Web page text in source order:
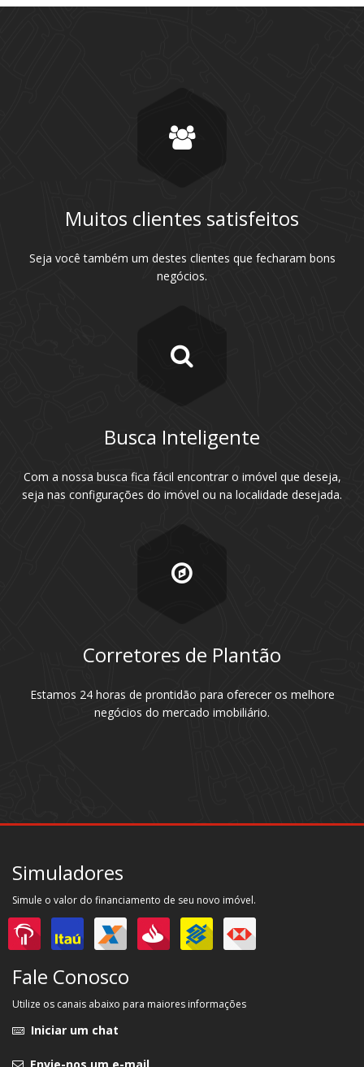
Muitos clientes satisfeitos
Seja você também um destes clientes que fecharam bons
negócios.
Busca Inteligente
Com a nossa busca fica fácil encontrar o imóvel que deseja,
seja nas configurações do imóvel ou na localidade desejada.
Corretores de Plantão
Estamos 24 horas de prontidão para oferecer os melhore
negócios do mercado imobiliário.
Simuladores
Simule o valor do financiamento de seu novo imóvel.
Fale Conosco
Utilize os canais abaixo para maiores informações
Iniciar um chat